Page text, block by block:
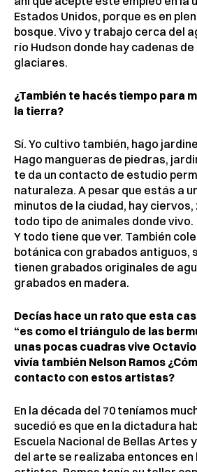
Estados Unidos, porque es en
bosque. Vivo y trabajo cerca del
río Hudson donde hay cadenas
glaciares.
¿También te hacés tiempo para
la tierra?
Sí. Yo cultivo también, hago
Hago mangueras de piedras,
te da un contacto de estudio
naturaleza. A pesar que estás a
minutos de la ciudad, hay
todo tipo de animales donde vivo.
Y todo tiene que ver. También
botánica con grabados antiguos,
tienen grabados originales de
grabados en madera.
Decías hace un rato que esta
“es como el triángulo de las
unas pocas cuadras vive
vivía también Nelson Ramos
contacto con estos artistas?
En la década del 70 teníamos
sucedió es que en la dictadura
Escuela Nacional de Bellas Artes
del arte se realizaba entonces